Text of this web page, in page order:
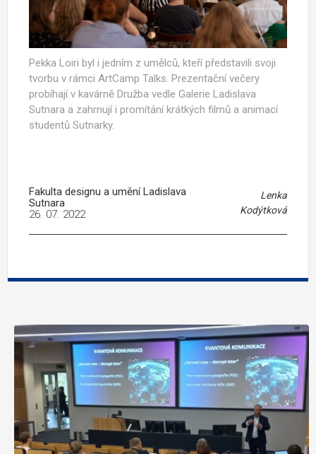
Pekka Loiri byl i jedním z umělců, kteří představili svoji
tvorbu v rámci ArtCamp Talks. Prezentační večery
probíhají v kavárně Družba vedle Galerie Ladislava
Sutnara a zahrnují i promítání krátkých filmů a animací
studentů Sutnarky.
Fakulta designu a umění Ladislava
Sutnara
Lenka
Kodýtková
26. 07. 2022